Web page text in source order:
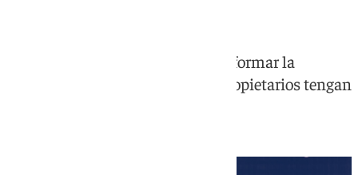
El alcalde de Málaga ha pedido reformar la
legislación estatal para que los propietarios tengan